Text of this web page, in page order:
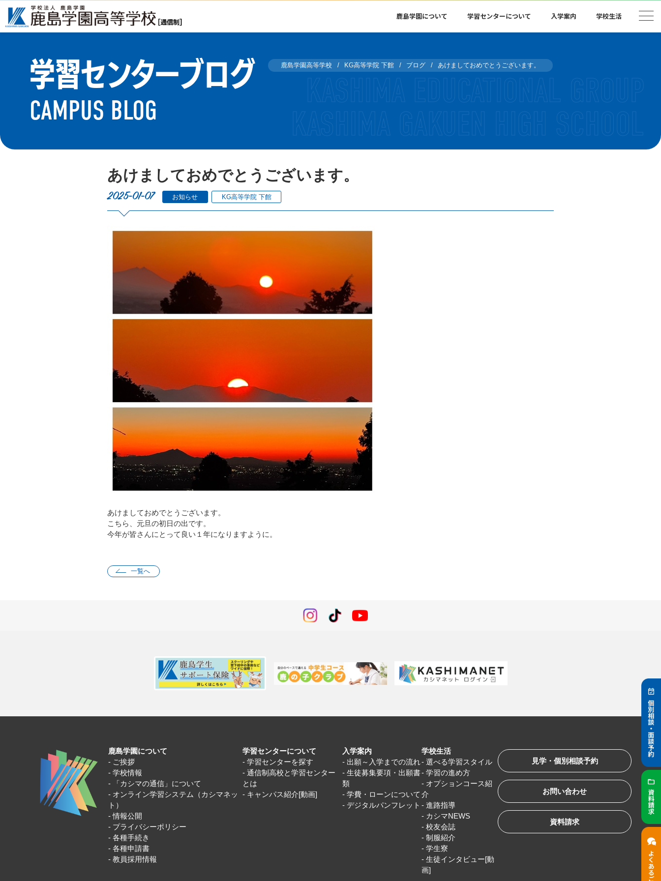
鹿島学園について 学習センターについて 入学案内 学校生活
学習センターブログ
CAMPUS BLOG
鹿島学園高等学校 KG高等学院 下館 ブログ あけましておめでとうございます。
あけましておめでとうございます。
2025-01-07 お知らせ KG高等学院 下館
あけましておめでとうございます。
こちら、元旦の初日の出です。
今年が皆さんにとって良い１年になりますように。
一覧へ
鹿島学園について
ご挨拶
学校情報
「カシマの通信」について
オンライン学習システム（カシマネッ
ト）
情報公開
プライバシーポリシー
各種手続き
各種申請書
教員採用情報
学習センターについて
学習センターを探す
通信制高校と学習センター
とは
キャンパス紹介[動画]
入学案内
出願～入学までの流れ
生徒募集要項・出願書
類
学費・ローンについて
デジタルパンフレット
学校生活
選べる学習スタイル
学習の進め方
オプションコース紹
介
進路指導
カシマNEWS
校友会誌
制服紹介
学生寮
生徒インタビュー[動
画]
見学・個別相談予約
お問い合わせ
資料請求